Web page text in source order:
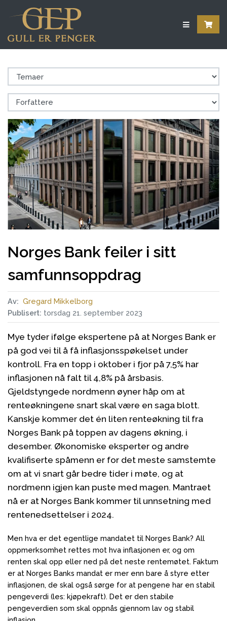
Norges Bank feiler i sitt
samfunnsoppdrag
Av: Gregard Mikkelborg
Publisert: torsdag 21. september 2023
Mye tyder ifølge ekspertene på at Norges Bank er
på god vei til å få inflasjonsspøkelset under
kontroll. Fra en topp i oktober i fjor på 7,5% har
inflasjonen nå falt til 4,8% på årsbasis.
Gjeldstyngede nordmenn øyner håp om at
renteøkningene snart skal være en saga blott.
Kanskje kommer det én liten renteøkning til fra
Norges Bank på toppen av dagens økning, i
desember. Økonomiske eksperter og andre
kvalifiserte spåmenn er for det meste samstemte
om at vi snart går bedre tider i møte, og at
nordmenn igjen kan puste med magen. Mantraet
nå er at Norges Bank kommer til unnsetning med
rentenedsettelser i 2024.
Men hva er det egentlige mandatet til Norges Bank? All
oppmerksomhet rettes mot hva inflasjonen er, og om
renten skal opp eller ned på det neste rentemøtet. Faktum
er at Norges Banks mandat er mer enn bare å styre etter
inflasjonen, de skal også sørge for at pengene har en stabil
pengeverdi (les: kjøpekraft). Det er den stabile
pengeverdien som skal oppnås gjennom lav og stabil